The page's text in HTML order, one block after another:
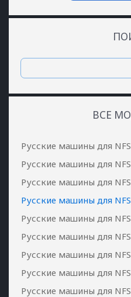
ВСЕ
Русские машины для
Русские машины для
Русские машины для
Русские машины для
Русские машины для
Русские машины для
Русские машины для
Русские машины для
Русские машины для